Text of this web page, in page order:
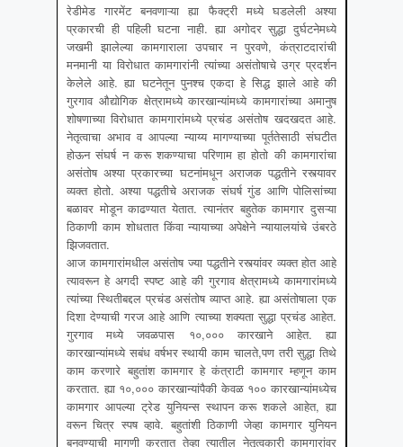
रेडीमेड गारमेंट बनवणाऱ्या ह्या फैक्ट्री मध्ये घडलेली अश्या
प्रकारची ही पहिली घटना नाही. ह्या अगोदर सुद्धा दुर्घटनेमध्ये
जखमी झालेल्या कामगाराला उपचार न पुरवणे, कंत्राटदारांची
मनमानी या विरोधात कामगारांनी त्यांच्या असंतोषाचे उग्र प्रदर्शन
केलेले आहे. ह्या घटनेतून पुनश्च एकदा हे सिद्ध झाले आहे की
गुरगाव औद्योगिक क्षेत्रामध्ये कारखान्यांमध्ये कामगारांच्या अमानुष
शोषणाच्या विरोधात कामगारांमध्ये प्रचंड असंतोष खदखदत आहे.
नेतृत्वाचा अभाव व आपल्या न्याय्य मागण्याच्या पूर्ततेसाठी संघटीत
होऊन संघर्ष न करू शकण्याचा परिणाम हा होतो की कामगारांचा
असंतोष अश्या प्रकारच्या घटनांमधून अराजक पद्धतीने रस्त्यावर
व्यक्त होतो. अश्या पद्धतीचे अराजक संघर्ष गुंड आणि पोलिसांच्या
बळावर मोडून काढण्यात येतात. त्यानंतर बहुतेक कामगार दुसऱ्या
ठिकाणी काम शोधतात किंवा न्यायाच्या अपेक्षेने न्यायालयांचे उंबरठे
झिजवतात.
आज कामगारांमधील असंतोष ज्या पद्धतीने रस्त्यांवर व्यक्त होत आहे
त्यावरून हे अगदी स्पष्ट आहे की गुरगाव क्षेत्रामध्ये कामगारांमध्ये
त्यांच्या स्थितीबद्दल प्रचंड असंतोष व्याप्त आहे. ह्या असंतोषाला एक
दिशा देण्याची गरज आहे आणि त्याच्या शक्यता सुद्धा प्रचंड आहेत.
गुरगाव मध्ये जवळपास १०,००० कारखाने आहेत. ह्या
कारखान्यांमध्ये सबंध वर्षभर स्थायी काम चालते,पण तरी सुद्धा तिथे
काम करणारे बहुतांश कामगार हे कंत्राटी कामगार म्हणून काम
करतात. ह्या १०,००० कारखान्यांपैकी केवळ १०० कारखान्यांमध्येच
कामगार आपल्या ट्रेड युनियन्स स्थापन करू शकले आहेत, ह्या
वरून चित्र स्पष व्हावे. बहुतांशी ठिकाणी जेव्हा कामगार युनियन
बनवण्याची मागणी करतात तेव्हा त्यातील नेतृत्वकारी कामगारांवर